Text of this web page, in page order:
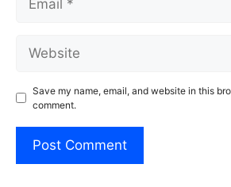
Save my name, email, and website in this
comment.